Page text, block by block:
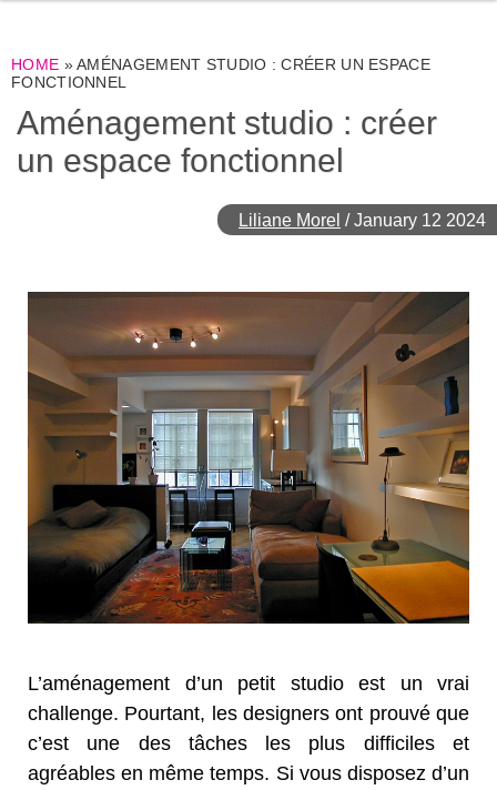
HOME »AMÉNAGEMENT STUDIO : CRÉER UN ESPACE
FONCTIONNEL
Aménagement studio : créer
un espace fonctionnel
Liliane Morel /January 12 2024
L’aménagement d’un petit studio est un vrai
challenge. Pourtant, les designers ont prouvé que
c’est une des tâches les plus difficiles et
agréables en même temps. Si vous disposez d’un